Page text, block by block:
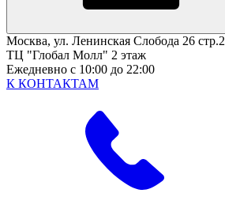
Москва, ул. Ленинская Слобода 26 стр.2
ТЦ "Глобал Молл" 2 этаж
Ежедневно с 10:00 до 22:00
К КОНТАКТАМ